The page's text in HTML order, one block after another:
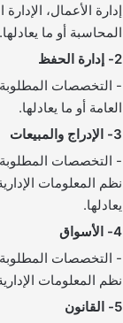
إدارة الأعمال، الإدارة
المحاسبة أو ما يعادلها.
2- إدارة الحفظ
­- التخصصات المطلوبة:
العامة أو ما يعادلها.
3- الإدراج والمبيعات
­- التخصصات المطلوبة:
نظم المعلومات
يعادلها.
4- الأسواق
­- التخصصات المطلوبة:
نظم المعلومات
5- القانون